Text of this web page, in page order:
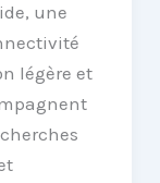
une
légère et